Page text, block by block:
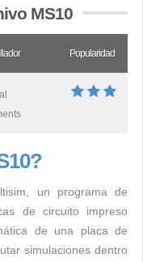
MS10
Popularidad
un programa de
de circuito impreso
de una placa de
simulaciones dentro